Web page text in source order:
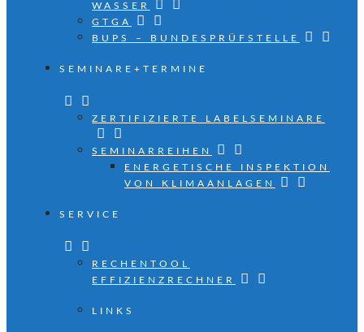
WASSER
GTGA
BUPS – BUNDESPRÜFSTELLE
SEMINARE+TERMINE
ZERTIFIZIERTE LABELSEMINARE
SEMINARREIHEN
ENERGETISCHE INSPEKTION
VON KLIMAANLAGEN
SERVICE
RECHENTOOL
EFFIZIENZRECHNER
LINKS